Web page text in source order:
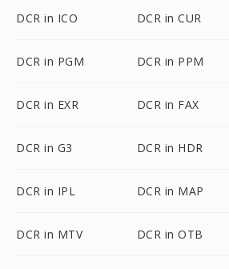
DCR in ICO DCR in CUR
DCR in PGM DCR in PPM
DCR in EXR DCR in FAX
DCR in G3 DCR in HDR
DCR in IPL DCR in MAP
DCR in MTV DCR in OTB